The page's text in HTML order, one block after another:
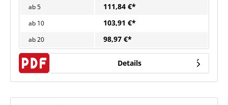
ab5 111,84 €*
ab 10 103,91 €*
ab20 98,97 €*
Details